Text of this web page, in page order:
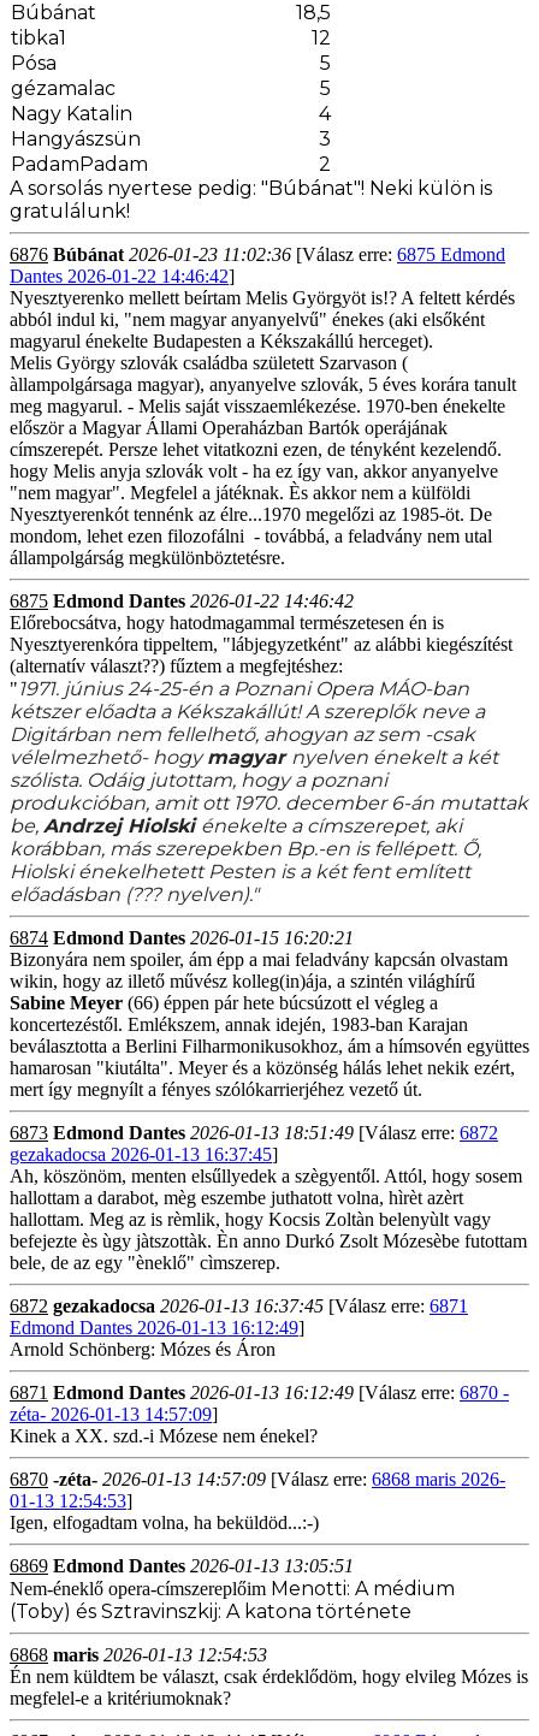
Búbánat
18,5
tibka1
12
Pósa
5
gézamalac
5
Nagy Katalin
4
Hangyászsün
3
PadamPadam
2
A sorsolás nyertese pedig: "Búbánat"! Neki külön is
gratulálunk!
6876 Búbánat 2026-01-23 11:02:36 [Válasz erre: 6875 Edmond
Dantes 2026-01-22 14:46:42]
Nyesztyerenko mellett beírtam Melis Györgyöt is!? A feltett kérdés
abból indul ki, "nem magyar anyanyelvű" énekes (aki elsőként
magyarul énekelte Budapesten a Kékszakállú herceget).
Melis György szlovák családba született Szarvason (
àllampolgársaga magyar), anyanyelve szlovák, 5 éves korára tanult
meg magyarul. - Melis saját visszaemlékezése. 1970-ben énekelte
először a Magyar Állami Operaházban Bartók operájának
címszerepét. Persze lehet vitatkozni ezen, de tényként kezelendő.
hogy Melis anyja szlovák volt - ha ez így van, akkor anyanyelve
"nem magyar". Megfelel a játéknak. Ès akkor nem a külföldi
Nyesztyerenkót tennénk az élre...1970 megelőzi az 1985-öt. De
mondom, lehet ezen filozofálni - továbbá, a feladvány nem utal
állampolgárság megkülönböztetésre.
6875 Edmond Dantes 2026-01-22 14:46:42
Előrebocsátva, hogy hatodmagammal természetesen én is
Nyesztyerenkóra tippeltem, "lábjegyzetként" az alábbi kiegészítést
(alternatív választ??) fűztem a megfejtéshez:
"1971. június 24-25-én a Poznani Opera MÁO-ban
kétszer előadta a Kékszakállút! A szereplők neve a
Digitárban nem fellelhető, ahogyan az sem -csak
vélelmezhető- hogymagyar nyelven énekelt a két
szólista. Odáig jutottam, hogy a poznani
produkcióban, amit ott 1970. december 6-án mutattak
be, Andrzej Hiolski énekelte a címszerepet, aki
korábban, más szerepekben Bp.-en is fellépett. Ő,
Hiolski énekelhetett Pesten is a két fent említett
előadásban (??? nyelven)."
6874 Edmond Dantes 2026-01-15 16:20:21
Bizonyára nem spoiler, ám épp a mai feladvány kapcsán olvastam
wikin, hogy az illető művész kolleg(in)ája, a szintén világhírű
Sabine Meyer (66) éppen pár hete búcsúzott el végleg a
koncertezéstől. Emlékszem, annak idején, 1983-ban Karajan
beválasztotta a Berlini Filharmonikusokhoz, ám a hímsovén együttes
hamarosan "kiutálta". Meyer és a közönség hálás lehet nekik ezért,
mert így megnyílt a fényes szólókarrierjéhez vezető út.
6873 Edmond Dantes 2026-01-13 18:51:49 [Válasz erre: 6872
gezakadocsa 2026-01-13 16:37:45]
Ah, köszönöm, menten elsűllyedek a szègyentől. Attól, hogy sosem
hallottam a darabot, mèg eszembe juthatott volna, hìrèt azèrt
hallottam. Meg az is rèmlik, hogy Kocsis Zoltàn belenyùlt vagy
befejezte ès ùgy jàtszottàk. Èn anno Durkó Zsolt Mózesèbe futottam
bele, de az egy "èneklő" cìmszerep.
6872 gezakadocsa 2026-01-13 16:37:45 [Válasz erre: 6871
Edmond Dantes 2026-01-13 16:12:49]
Arnold Schönberg: Mózes és Áron
6871 Edmond Dantes 2026-01-13 16:12:49 [Válasz erre: 6870 -
zéta- 2026-01-13 14:57:09]
Kinek a XX. szd.-i Mózese nem énekel?
6870 -zéta- 2026-01-13 14:57:09 [Válasz erre: 6868 maris 2026-
01-13 12:54:53]
Igen, elfogadtam volna, ha beküldöd...:-)
6869 Edmond Dantes 2026-01-13 13:05:51
Nem-éneklő opera-címszereplőim Menotti: A médium
(Toby) és Sztravinszkij: A katona története
6868 maris 2026-01-13 12:54:53
Én nem küldtem be választ, csak érdeklődöm, hogy elvileg Mózes is
megfelel-e a kritériumoknak?